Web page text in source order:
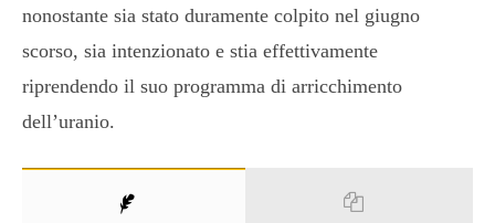
nonostante sia stato duramente colpito nel giugno
scorso, sia intenzionato e stia effettivamente
riprendendo il suo programma di arricchimento
dell’uranio.